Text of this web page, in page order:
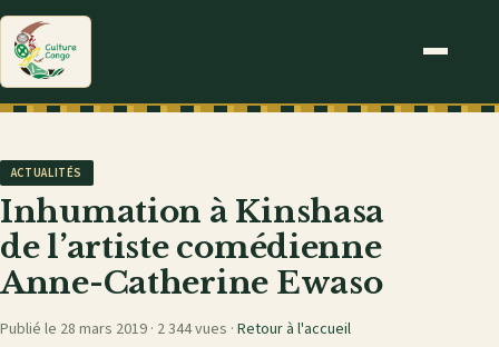
ACTUALITÉS
Inhumation à Kinshasa
de l’artiste comédienne
Anne-Catherine Ewaso
Publié le 28 mars 2019 · 2 344 vues · Retour à l'accueil